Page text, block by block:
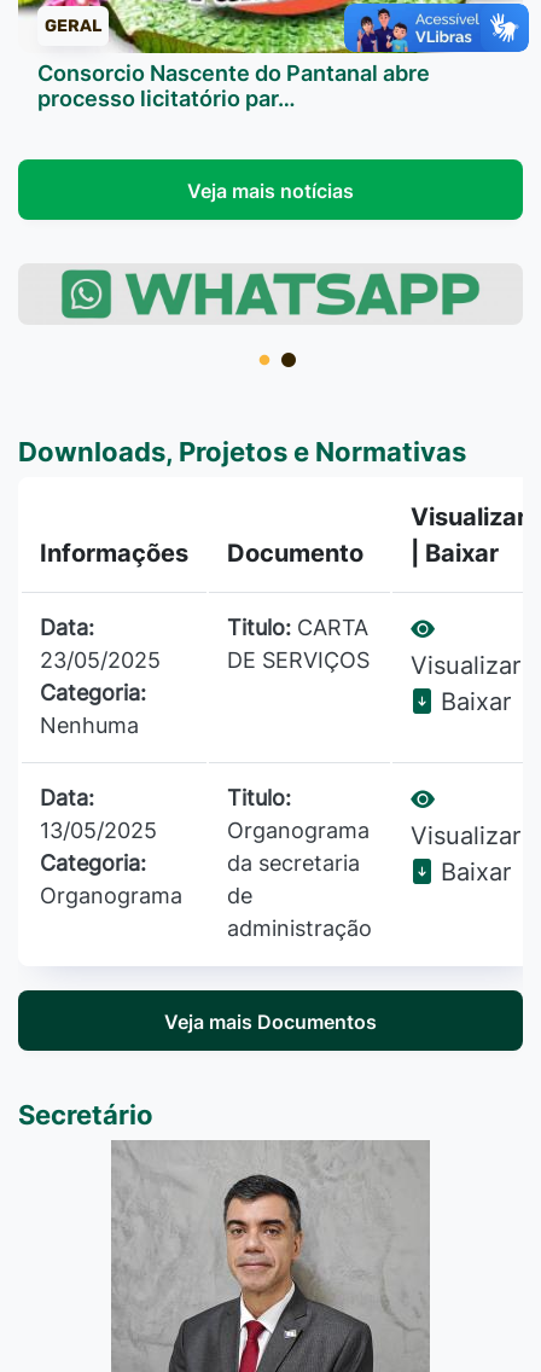
GERAL
Consorcio Nascente do Pantanal abre
processo licitatório par…
Veja mais notícias
Downloads, Projetos e Normativas
Informações Documento
Visualizar
| Baixar
Data:
23/05/2025
Categoria:
Nenhuma
Titulo: CARTA
DE SERVIÇOS
Visualizar
Baixar
Data:
13/05/2025
Categoria:
Organograma
Titulo:
Organograma
da secretaria
de
administração
Visualizar
Baixar
Veja mais Documentos
Secretário